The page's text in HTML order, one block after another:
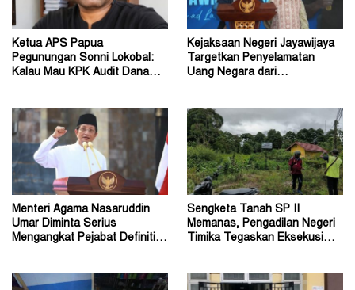
Ketua APS Papua
Pegunungan Sonni Lokobal:
Kalau Mau KPK Audit Dana
Kejaksaan Negeri Jayawijaya
Targetkan Penyelamatan
Uang Negara dari
Menteri Agama Nasaruddin
Umar Diminta Serius
Mengangkat Pejabat Definitif
Sengketa Tanah SP II
Memanas, Pengadilan Negeri
Timika Tegaskan Eksekusi